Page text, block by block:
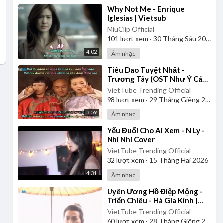
4:02
⁣Why Not Me - Enrique
Iglesias | Vietsub
MiuClip Official
101 lượt xem · 30 Tháng Sáu 2025
Âm nhạc
3:59
⁣Tiêu Dao Tuyệt Nhất -
Trương Tây (OST Như Ý Cát
Tường) | Vietsub
VietTube Trending Official
98 lượt xem · 29 Tháng Giêng 2025
Âm nhạc
4:31
⁣Yếu Đuối Cho Ai Xem - N Ly -
Nhi Nhi Cover
VietTube Trending Official
32 lượt xem · 15 Tháng Hai 2026
Âm nhạc
⁣Uyên Ương Hồ Điệp Mộng -
Triển Chiêu - Hà Gia Kính |
Vietsub
VietTube Trending Official
60lượt xem · 28 Tháng Giêng 2025